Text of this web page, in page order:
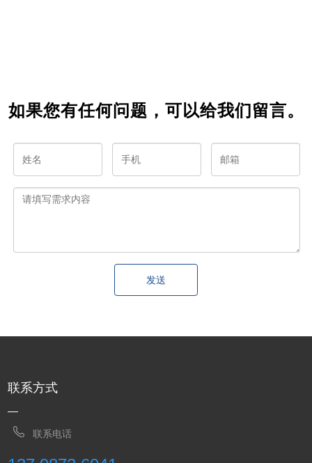
如果您有任何问题，可以给我们留言。
发送
联系方式
联系电话